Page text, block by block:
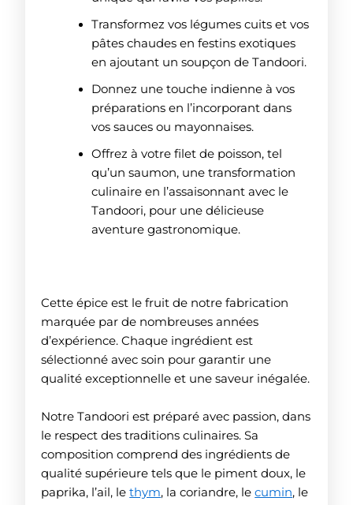
Transformez vos légumes cuits et vos
pâtes chaudes en festins exotiques
en ajoutant un soupçon de Tandoori.
Donnez une touche indienne à vos
préparations en l’incorporant dans
vos sauces ou mayonnaises.
Offrez à votre filet de poisson, tel
qu’un saumon, une transformation
culinaire en l’assaisonnant avec le
Tandoori, pour une délicieuse
aventure gastronomique.
Cette épice est le fruit de notre fabrication
marquée par de nombreuses années
d’expérience. Chaque ingrédient est
sélectionné avec soin pour garantir une
qualité exceptionnelle et une saveur inégalée.
Notre Tandoori est préparé avec passion, dans
le respect des traditions culinaires. Sa
composition comprend des ingrédients de
qualité supérieure tels que le piment doux, le
paprika, l’ail, lethym, la coriandre, lecumin, le